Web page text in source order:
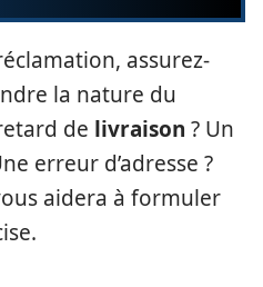
assurez-
la nature du
de livraison ? Un
erreur d’adresse ?
aidera à formuler